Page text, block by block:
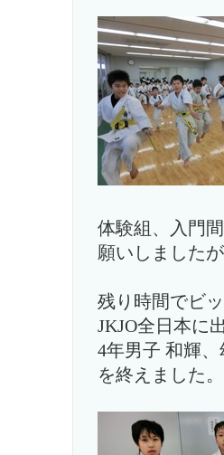
体験組、入門
願いしました
残り時間でビ
JKJO全日本に
4年男子 和輝
を終えました。